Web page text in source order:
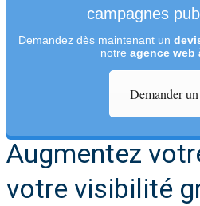
campagnes
Demandez dès maintenant un
notre agence web
Demander
Augmentez
votre visibilité